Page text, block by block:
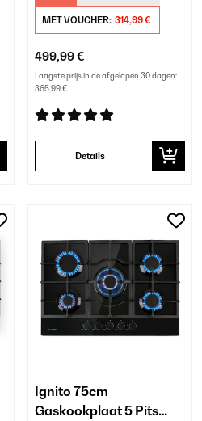
MET VOUCHER: 314,99 €
499,99 €
Laagste prijs in de afgelopen 30 dagen:
365,99 €
Details
Ignito 75cm
Gaskookplaat 5 Pits